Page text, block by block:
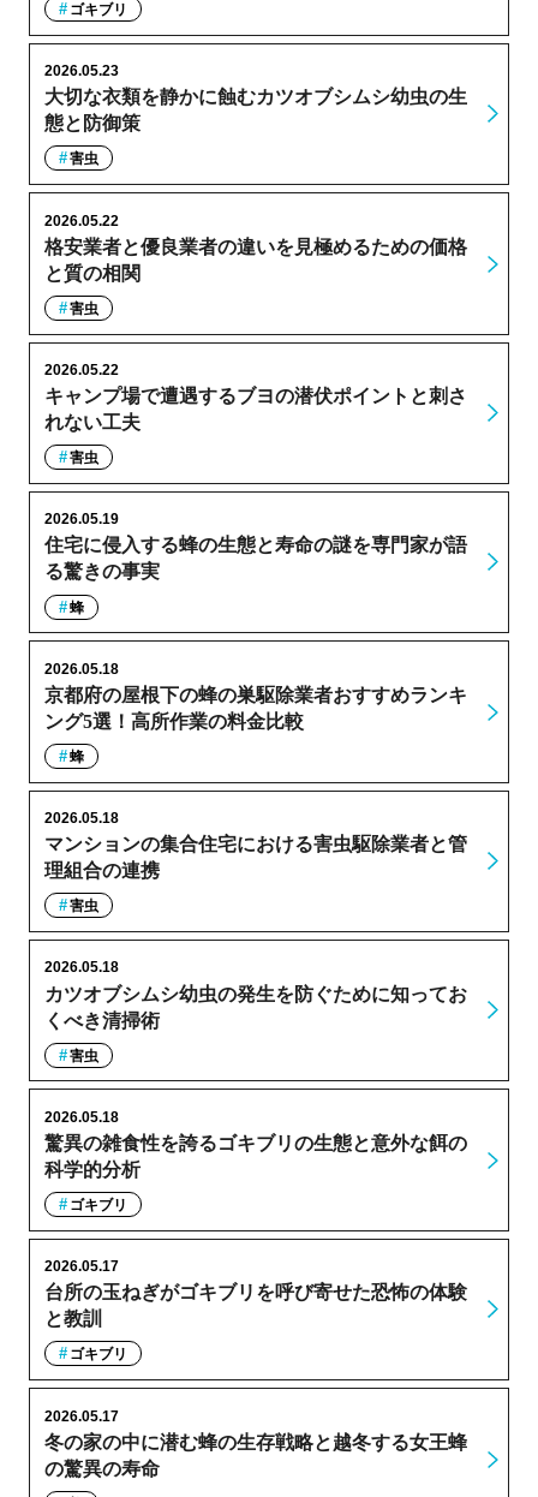
ゴキブリ
大切な衣類を静かに蝕むカツオブシムシ幼虫の生
態と防御策
2026.05.23
害虫
格安業者と優良業者の違いを見極めるための価格
と質の相関
2026.05.22
害虫
キャンプ場で遭遇するブヨの潜伏ポイントと刺さ
れない工夫
2026.05.22
害虫
住宅に侵入する蜂の生態と寿命の謎を専門家が語
る驚きの事実
2026.05.19
蜂
京都府の屋根下の蜂の巣駆除業者おすすめランキ
ング5選！高所作業の料金比較
2026.05.18
蜂
マンションの集合住宅における害虫駆除業者と管
理組合の連携
2026.05.18
害虫
カツオブシムシ幼虫の発生を防ぐために知ってお
くべき清掃術
2026.05.18
害虫
驚異の雑食性を誇るゴキブリの生態と意外な餌の
科学的分析
2026.05.18
ゴキブリ
台所の玉ねぎがゴキブリを呼び寄せた恐怖の体験
と教訓
2026.05.17
ゴキブリ
冬の家の中に潜む蜂の生存戦略と越冬する女王蜂
の驚異の寿命
2026.05.17